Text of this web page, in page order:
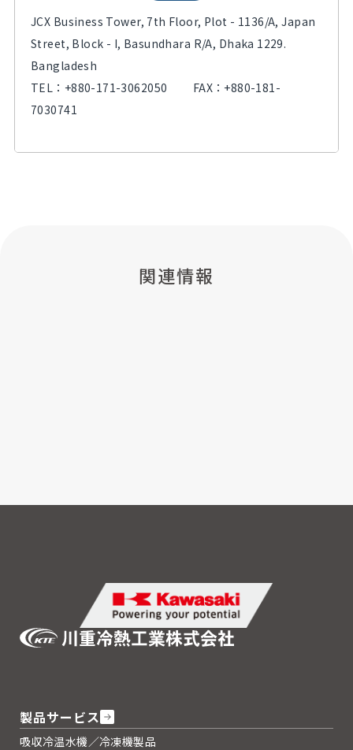
JCX Business Tower, 7th Floor, Plot - 1136/A, Japan
Street, Block - I, Basundhara R/A, Dhaka 1229.
Bangladesh
TEL： +880-171-3062050 FAX：+880-181-
7030741
関連情報
製品サービス
吸収冷温水機／冷凍機製品